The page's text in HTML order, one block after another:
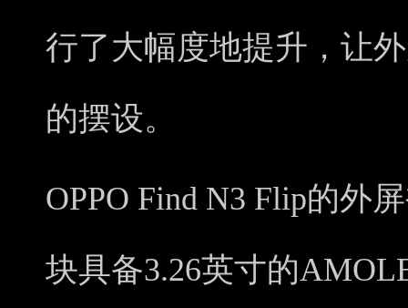
行了大幅度地提升，让
的摆设。
OPPO Find N3 Flip的外
块具备3.26英寸的